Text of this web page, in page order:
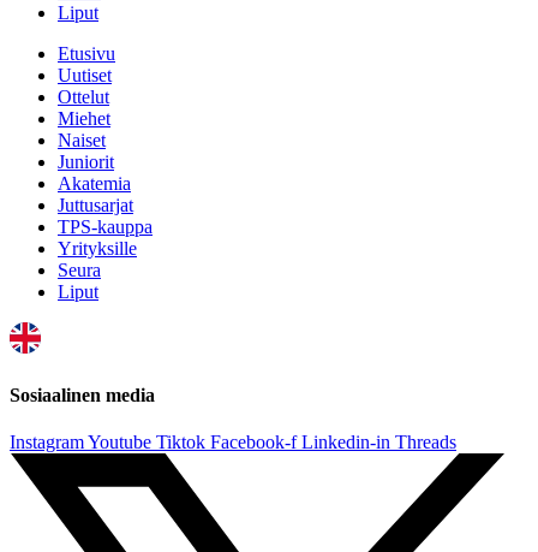
Liput
Etusivu
Uutiset
Ottelut
Miehet
Naiset
Juniorit
Akatemia
Juttusarjat
TPS-kauppa
Yrityksille
Seura
Liput
Sosiaalinen media
InstagramYoutube Tiktok Facebook-f Linkedin-in Threads